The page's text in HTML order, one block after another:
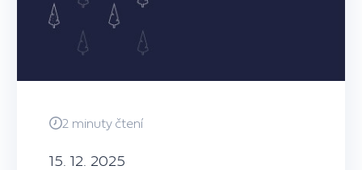
2 minuty čtení
15. 12. 2025